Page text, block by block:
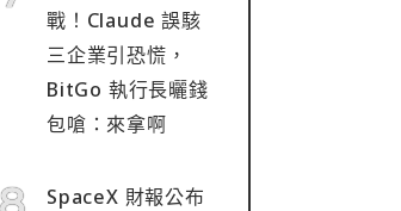
戰！Claude 誤駭
三企業引恐慌，
BitGo 執行長曬錢
包嗆：來拿啊
SpaceX 財報公布